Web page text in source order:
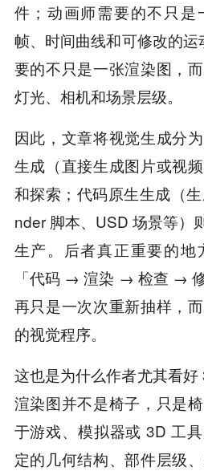
件；动画师需要的不只是
帧、时间曲线和可修改的
要的不只是一张渲染图，
灯光、相机和场景层级。
因此，文章将视觉生成分
生成（直接生成图片或视
和探索；代码原生生成（
nder 脚本、USD 场景等）
生产。后者真正重要的地
「代码 → 渲染 → 检查 →
再只是一次次重新抽样，
的视觉程序。
这也是为什么作者尤其看
渲染图并不是椅子，只是
于游戏、模拟器或 3D 工
定的几何结构、部件层级